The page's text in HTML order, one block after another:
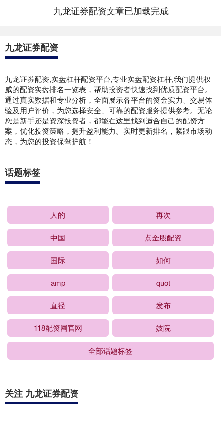
九龙证券配资文章已加载完成
九龙证券配资
九龙证券配资,实盘杠杆配资平台,专业实盘配资杠杆,我们提供权
威的配资实盘排名一览表，帮助投资者快速找到优质配资平台。
通过真实数据和专业分析，全面展示各平台的资金实力、交易体
验及用户评价，为您选择安全、可靠的配资服务提供参考。无论
您是新手还是资深投资者，都能在这里找到适合自己的配资方
案，优化投资策略，提升盈利能力。实时更新排名，紧跟市场动
态，为您的投资保驾护航！
话题标签
人的 再次
中国 点金股配资
国际 如何
amp quot
直径 发布
118配资网官网 妓院
全部话题标签
关注 九龙证券配资